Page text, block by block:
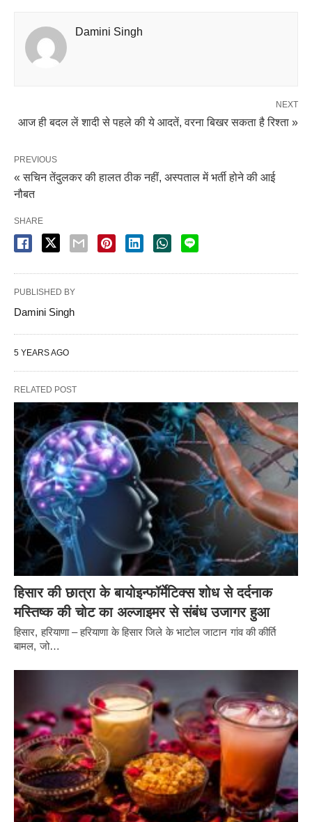
Damini Singh
NEXT
आज ही बदल लें शादी से पहले की ये आदतें, वरना बिखर सकता है रिश्ता »
PREVIOUS
« सचिन तेंदुलकर की हालत ठीक नहीं, अस्पताल में भर्ती होने की आई
नौबत
SHARE
PUBLISHED BY
Damini Singh
5 YEARS AGO
RELATED POST
हिसार की छात्रा के बायोइन्फॉर्मेटिक्स शोध से दर्दनाक
मस्तिष्क की चोट का अल्जाइमर से संबंध उजागर हुआ
हिसार, हरियाणा – हरियाणा के हिसार जिले के भाटोल जाटान गांव की कीर्ति
बामल, जो…